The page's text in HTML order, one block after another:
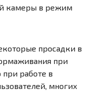
камеры в режим
просадки в
при
работе в
многих